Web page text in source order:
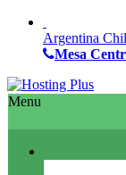
Argentina
Mesa
Menu